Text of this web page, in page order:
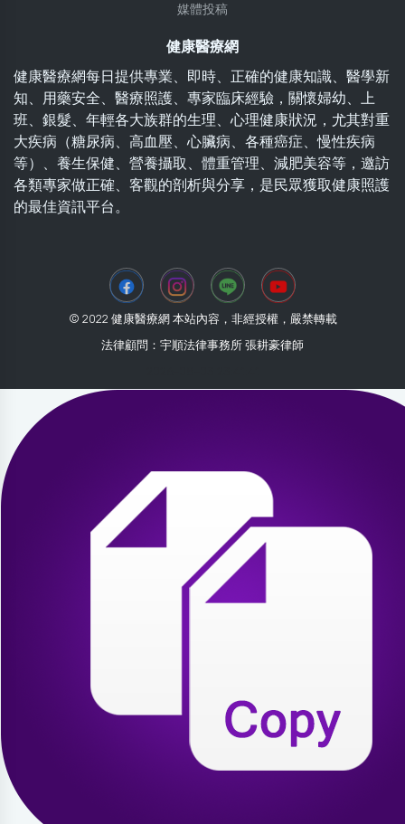
媒體投稿
健康醫療網
健康醫療網每日提供專業、即時、正確的健康知識、醫學新
知、用藥安全、醫療照護、專家臨床經驗，關懷婦幼、上
班、銀髮、年輕各大族群的生理、心理健康狀況，尤其對重
大疾病（糖尿病、高血壓、心臟病、各種癌症、慢性疾病
等）、養生保健、營養攝取、體重管理、減肥美容等，邀訪
各類專家做正確、客觀的剖析與分享，是民眾獲取健康照護
的最佳資訊平台。
© 2022 健康醫療網 本站內容，非經授權，嚴禁轉載
法律顧問：宇順法律事務所 張耕豪律師